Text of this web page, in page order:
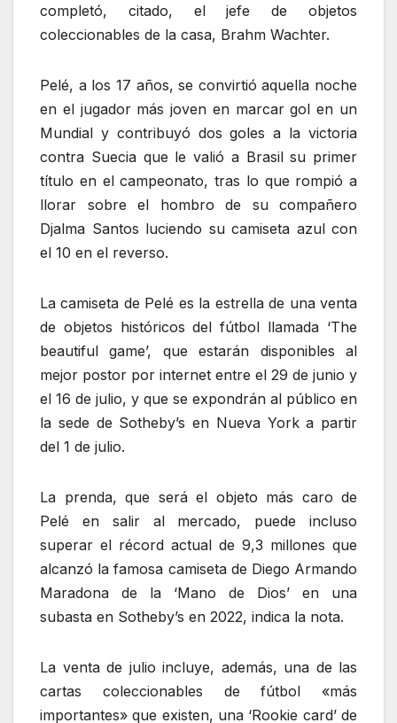
completó, citado, el jefe de objetos
coleccionables de la casa, Brahm Wachter.
Pelé, a los 17 años, se convirtió aquella noche
en el jugador más joven en marcar gol en un
Mundial y contribuyó dos goles a la victoria
contra Suecia que le valió a Brasil su primer
título en el campeonato, tras lo que rompió a
llorar sobre el hombro de su compañero
Djalma Santos luciendo su camiseta azul con
el 10 en el reverso.
La camiseta de Pelé es la estrella de una venta
de objetos históricos del fútbol llamada ‘The
beautiful game’, que estarán disponibles al
mejor postor por internet entre el 29 de junio y
el 16 de julio, y que se expondrán al público en
la sede de Sotheby’s en Nueva York a partir
del 1 de julio.
La prenda, que será el objeto más caro de
Pelé en salir al mercado, puede incluso
superar el récord actual de 9,3 millones que
alcanzó la famosa camiseta de Diego Armando
Maradona de la ‘Mano de Dios’ en una
subasta en Sotheby’s en 2022, indica la nota.
La venta de julio incluye, además, una de las
cartas coleccionables de fútbol «más
importantes» que existen, una ‘Rookie card’ de